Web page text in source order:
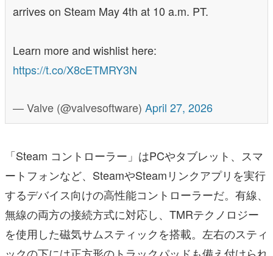
arrives on Steam May 4th at 10 a.m. PT.
Learn more and wishlist here:
https://t.co/X8cETMRY3N
— Valve (@valvesoftware) April 27, 2026
「Steam コントローラー」はPCやタブレット、スマ
ートフォンなど、SteamやSteamリンクアプリを実行
するデバイス向けの高性能コントローラーだ。有線、
無線の両方の接続方式に対応し、TMRテクノロジー
を使用した磁気サムスティックを搭載。左右のスティ